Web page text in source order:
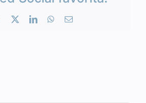
Facebook LinkedInWhatsApp
Correo